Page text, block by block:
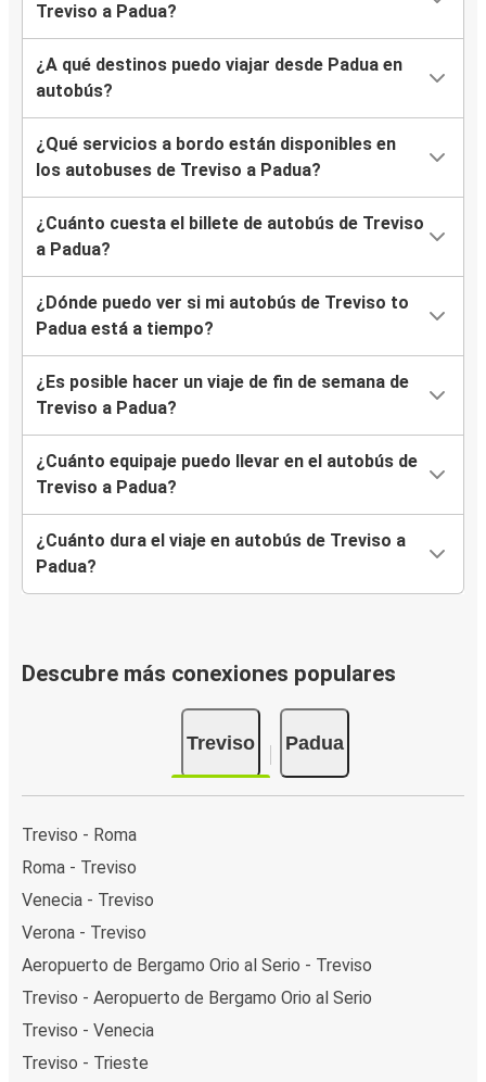
Treviso a Padua?
¿A qué destinos puedo viajar desde Padua en
autobús?
¿Qué servicios a bordo están disponibles en
los autobuses de Treviso a Padua?
¿Cuánto cuesta el billete de autobús de Treviso
a Padua?
¿Dónde puedo ver si mi autobús de Treviso to
Padua está a tiempo?
¿Es posible hacer un viaje de fin de semana de
Treviso a Padua?
¿Cuánto equipaje puedo llevar en el autobús de
Treviso a Padua?
¿Cuánto dura el viaje en autobús de Treviso a
Padua?
Descubre más conexiones populares
Treviso Padua
Treviso - Roma
Roma - Treviso
Venecia - Treviso
Verona - Treviso
Aeropuerto de Bergamo Orio al Serio - Treviso
Treviso - Aeropuerto de Bergamo Orio al Serio
Treviso - Venecia
Treviso - Trieste